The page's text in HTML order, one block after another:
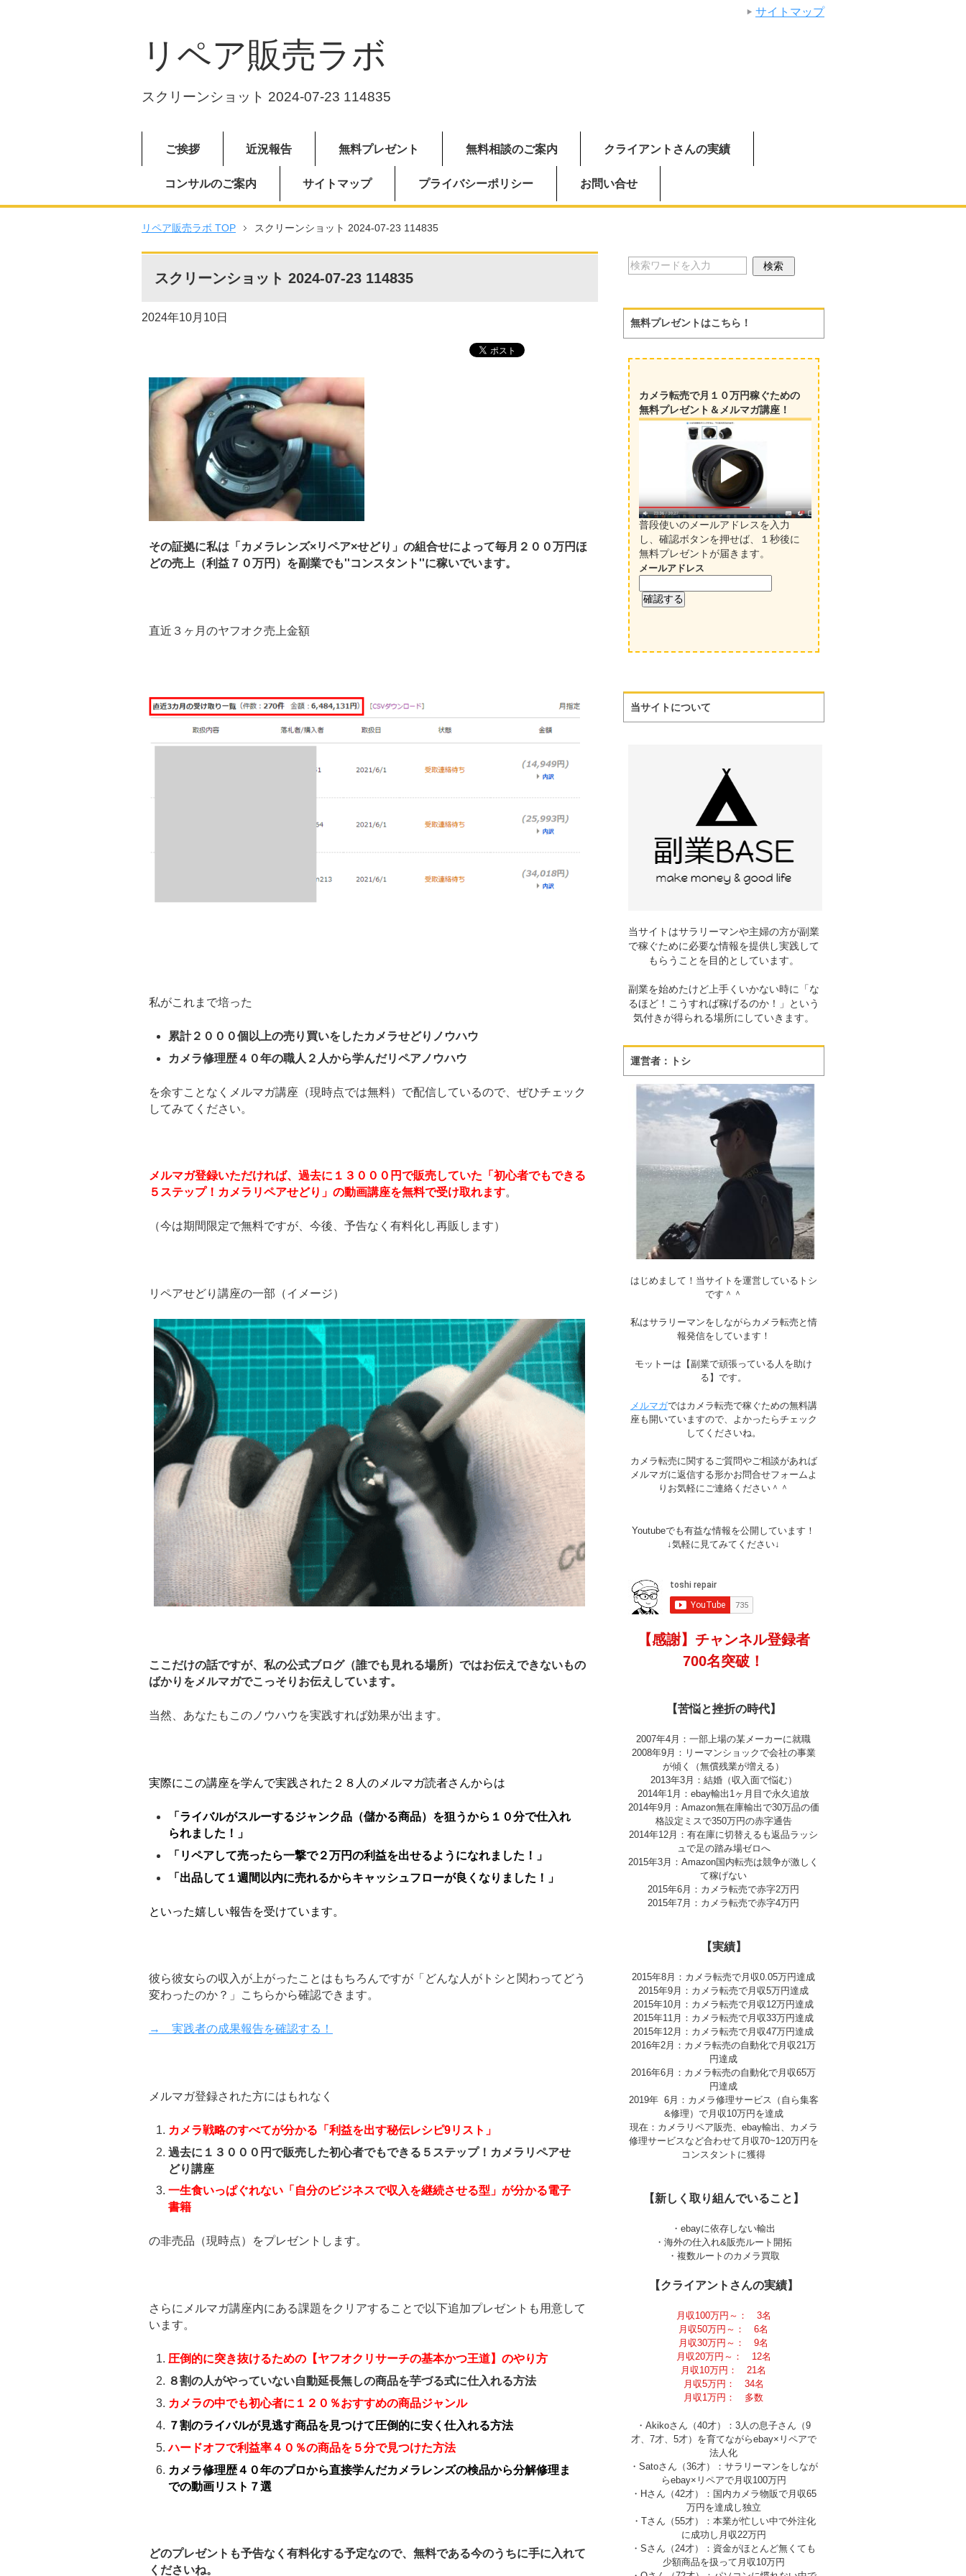
リペア販売ラボ
スクリーンショット 2024-07-23 114835
ご挨拶 近況報告 無料プレゼント 無料相談のご案内 クライアントさんの実績
コンサルのご案内 サイトマップ プライバシーポリシー お問い合せ
リペア販売ラボ TOP スクリーンショット 2024-07-23 114835
スクリーンショット 2024-07-23 114835
2024年10月10日
その証拠に私は「カメラレンズ×リペア×せどり」の組合せによって毎月２００万円ほ
どの売上（利益７０万円）を副業でも''コンスタント''に稼いでいます。
直近３ヶ月のヤフオク売上金額
私がこれまで培った
累計２０００個以上の売り買いをしたカメラせどりノウハウ
カメラ修理歴４０年の職人２人から学んだリペアノウハウ
を余すことなくメルマガ講座（現時点では無料）で配信しているので、ぜひチェック
してみてください。
メルマガ登録いただければ、過去に１３０００円で販売していた「初心者でもできる
５ステップ！カメラリペアせどり」の動画講座を無料で受け取れます。
（今は期間限定で無料ですが、今後、予告なく有料化し再販します）
リペアせどり講座の一部（イメージ）
ここだけの話ですが、私の公式ブログ（誰でも見れる場所）ではお伝えできないもの
ばかりをメルマガでこっそりお伝えしています。
当然、あなたもこのノウハウを実践すれば効果が出ます。
実際にこの講座を学んで実践された２８人のメルマガ読者さんからは
「ライバルがスルーするジャンク品（儲かる商品）を狙うから１０分で仕入れ
られました！」
「リペアして売ったら一撃で２万円の利益を出せるようになれました！」
「出品して１週間以内に売れるからキャッシュフローが良くなりました！」
といった嬉しい報告を受けています。
彼ら彼女らの収入が上がったことはもちろんですが「どんな人がトシと関わってどう
変わったのか？」こちらから確認できます。
→ 実践者の成果報告を確認する！
メルマガ登録された方にはもれなく
カメラ戦略のすべてが分かる「利益を出す秘伝レシピ9リスト」
過去に１３０００円で販売した初心者でもできる５ステップ！カメラリペアせ
どり講座
一生食いっぱぐれない「自分のビジネスで収入を継続させる型」が分かる電子
書籍
の非売品（現時点）をプレゼントします。
さらにメルマガ講座内にある課題をクリアすることで以下追加プレゼントも用意して
います。
圧倒的に突き抜けるための【ヤフオクリサーチの基本かつ王道】のやり方
８割の人がやっていない自動延長無しの商品を芋づる式に仕入れる方法
カメラの中でも初心者に１２０％おすすめの商品ジャンル
７割のライバルが見逃す商品を見つけて圧倒的に安く仕入れる方法
ハードオフで利益率４０％の商品を５分で見つけた方法
カメラ修理歴４０年のプロから直接学んだカメラレンズの検品から分解修理ま
での動画リスト７選
どのプレゼントも予告なく有料化する予定なので、無料である今のうちに手に入れて
くださいね。
無料プレゼントはこちら！
カメラ転売で月１０万円稼ぐための
無料プレゼント＆メルマガ講座！
普段使いのメールアドレスを入力
し、確認ボタンを押せば、１秒後に
無料プレゼントが届きます。
メールアドレス
当サイトについて
当サイトはサラリーマンや主婦の方が副業
で稼ぐために必要な情報を提供し実践して
もらうことを目的としています。
副業を始めたけど上手くいかない時に「な
るほど！こうすれば稼げるのか！」という
気付きが得られる場所にしていきます。
運営者：トシ
はじめまして！当サイトを運営しているトシ
です＾＾
私はサラリーマンをしながらカメラ転売と情
報発信をしています！
モットーは【副業で頑張っている人を助け
る】です。
メルマガではカメラ転売で稼ぐための無料講
座も開いていますので、よかったらチェック
してくださいね。
カメラ転売に関するご質問やご相談があれば
メルマガに返信する形かお問合せフォームよ
りお気軽にご連絡ください＾＾
Youtubeでも有益な情報を公開しています！
↓気軽に見てみてください↓
【感謝】チャンネル登録者
700名突破！
【苦悩と挫折の時代】
2007年4月：一部上場の某メーカーに就職
2008年9月：リーマンショックで会社の事業
が傾く（無償残業が増える）
2013年3月：結婚（収入面で悩む）
2014年1月：ebay輸出1ヶ月目で永久追放
2014年9月：Amazon無在庫輸出で30万品の価
格設定ミスで350万円の赤字通告
2014年12月：有在庫に切替えるも返品ラッシ
ュで足の踏み場ゼロへ
2015年3月：Amazon国内転売は競争が激しく
て稼げない
2015年6月：カメラ転売で赤字2万円
2015年7月：カメラ転売で赤字4万円
【実績】
2015年8月：カメラ転売で月収0.05万円達成
2015年9月：カメラ転売で月収5万円達成
2015年10月：カメラ転売で月収12万円達成
2015年11月：カメラ転売で月収33万円達成
2015年12月：カメラ転売で月収47万円達成
2016年2月：カメラ転売の自動化で月収21万
円達成
2016年6月：カメラ転売の自動化で月収65万
円達成
2019年 6月：カメラ修理サービス（自ら集客
&修理）で月収10万円を達成
現在：カメラリペア販売、ebay輸出、カメラ
修理サービスなど合わせて月収70~120万円を
コンスタントに獲得
【新しく取り組んでいること】
・ebayに依存しない輸出
・海外の仕入れ&販売ルート開拓
・複数ルートのカメラ買取
【クライアントさんの実績】
月収100万円～： 3名
月収50万円～： 6名
月収30万円～： 9名
月収20万円～： 12名
月収10万円： 21名
月収5万円： 34名
月収1万円： 多数
・Akikoさん（40才）：3人の息子さん（9
才、7才、5才）を育てながらebay×リペアで
法人化
・Satoさん（36才）：サラリーマンをしなが
らebay×リペアで月収100万円
・Hさん（42才）：国内カメラ物販で月収65
万円を達成し独立
・Tさん（55才）：本業が忙しい中で外注化
に成功し月収22万円
・Sさん（24才）：資金がほとんど無くても
少額商品を扱って月収10万円
サイトマップ